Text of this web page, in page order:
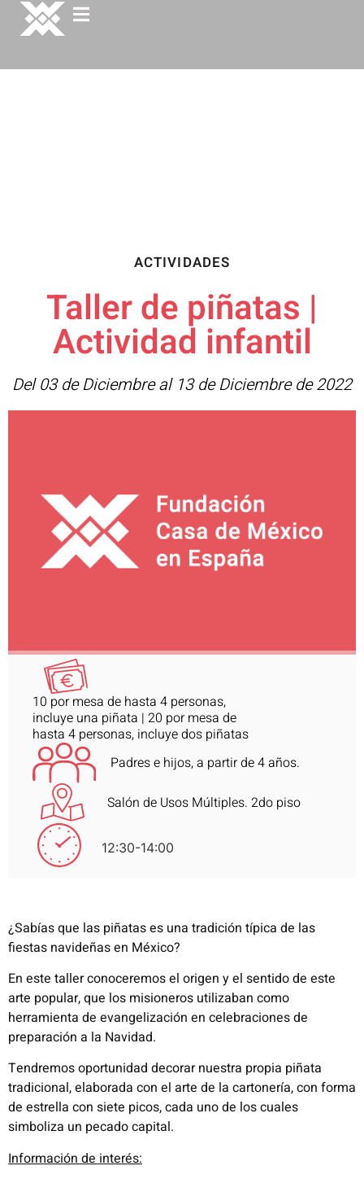
ACTIVIDADES
Taller de piñatas |
Actividad infantil
Del 03 de Diciembre al 13 de Diciembre de 2022
10 por mesa de hasta 4 personas,
incluye una piñata | 20 por mesa de
hasta 4 personas, incluye dos piñatas
Padres e hijos, a partir de 4 años.
Salón de Usos Múltiples. 2do piso
12:30-14:00
¿Sabías que las piñatas es una tradición típica de las
fiestas navideñas en México?
En este taller conoceremos el origen y el sentido de este
arte popular, que los misioneros utilizaban como
herramienta de evangelización en celebraciones de
preparación a la Navidad.
Tendremos oportunidad decorar nuestra propia piñata
tradicional, elaborada con el arte de la cartonería, con forma
de estrella con siete picos, cada uno de los cuales
simboliza un pecado capital.
Información de interés: